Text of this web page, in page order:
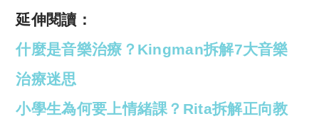
延伸閱讀：
什麼是音樂治療？Kingman拆解7大音樂
治療迷思
小學生為何要上情緒課？Rita拆解正向教